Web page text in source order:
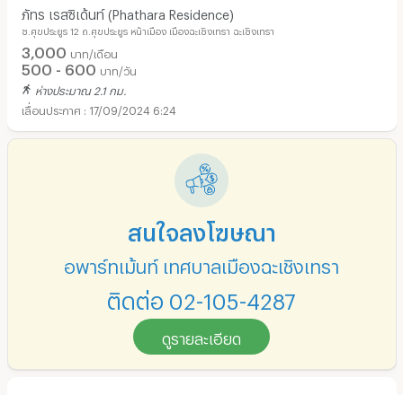
ภัทร เรสซิเด้นท์ (Phathara Residence)
ซ.ศุขประยูร 12 ถ.ศุขประยูร หน้าเมือง เมืองฉะเชิงเทรา ฉะเชิงเทรา
3,000 บาท/เดือน
500 - 600 บาท/วัน
ห่างประมาณ 2.1 กม.
17/09/2024 6:24
สนใจลงโฆษณา
อพาร์ทเม้นท์ เทศบาลเมืองฉะเชิงเทรา
ติดต่อ 02-105-4287
ดูรายละเอียด